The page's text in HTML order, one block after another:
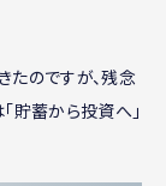
たのですが、残念
貯蓄から投資へ」